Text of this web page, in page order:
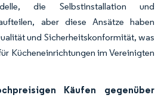
die Selbstinstallation und
aber diese Ansätze haben
und Sicherheitskonformität, was
Kücheneinrichtungen im Vereinigten
Käufen gegenüber